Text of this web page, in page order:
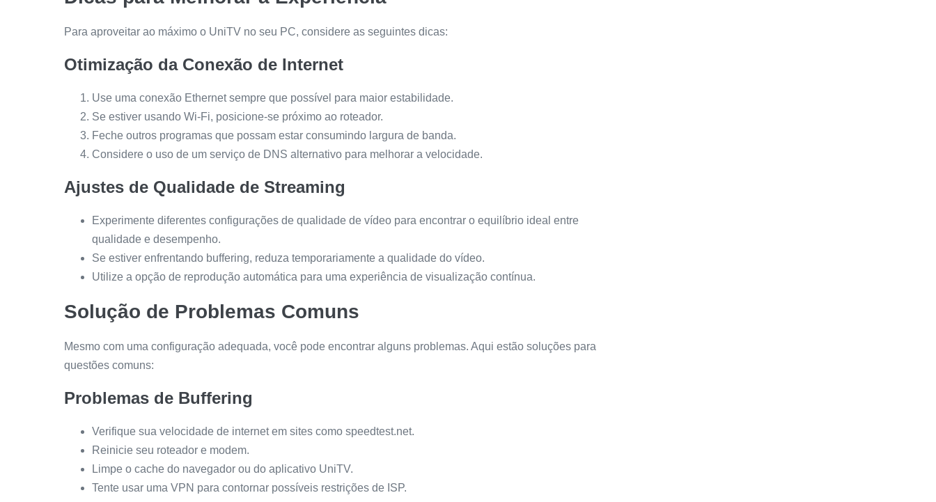
Para aproveitar ao máximo o UniTV no seu PC, considere as seguintes dicas:
Otimização da Conexão de Internet
Use uma conexão Ethernet sempre que possível para maior estabilidade.
Se estiver usando Wi-Fi, posicione-se próximo ao roteador.
Feche outros programas que possam estar consumindo largura de banda.
Considere o uso de um serviço de DNS alternativo para melhorar a velocidade.
Ajustes de Qualidade de Streaming
Experimente diferentes configurações de qualidade de vídeo para encontrar o equilíbrio ideal entre
qualidade e desempenho.
Se estiver enfrentando buffering, reduza temporariamente a qualidade do vídeo.
Utilize a opção de reprodução automática para uma experiência de visualização contínua.
Solução de Problemas Comuns
Mesmo com uma configuração adequada, você pode encontrar alguns problemas. Aqui estão soluções para
questões comuns:
Problemas de Buffering
Verifique sua velocidade de internet em sites como speedtest.net.
Reinicie seu roteador e modem.
Limpe o cache do navegador ou do aplicativo UniTV.
Tente usar uma VPN para contornar possíveis restrições de ISP.